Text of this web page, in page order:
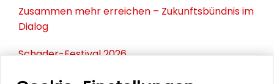
Zusammen mehr erreichen – Zukunftsbündnis im
Dialog
Schader-Festival 2026